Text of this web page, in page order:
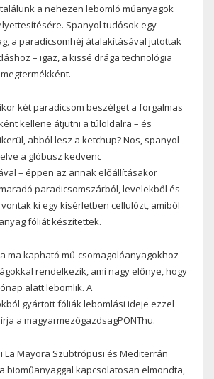
a nehezen lebomló műanyagok
Spanyol tudósok egy
a paradicsomhéj átalakításával jutottak
– igaz, a kissé drága technológia
két paradicsom beszélget a forgalmas
kellene átjutni a túloldalra – és
abból lesz a ketchup? Nos, spanyol
a glóbusz kedvenc
– éppen az annak előállításakor
paradicsomszárból, levelekből és
ki egy kísérletben cellulózt, amiből
fóliát készítettek.
ma kapható mű-csomagolóanyagokhoz
rendelkezik, ami nagy előnye, hogy
alatt lebomlik. A
gyártott fóliák lebomlási ideje ezzel
a magyarmezőgazdsagPONThu.
La Mayora Szubtrópusi és Mediterrán
bioműanyaggal kapcsolatosan elmondta,